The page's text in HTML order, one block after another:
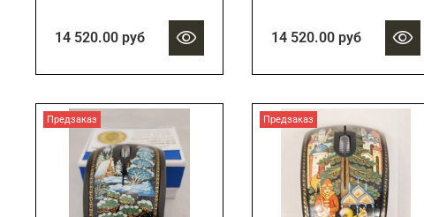
14 520.00 руб 14 520.00 руб
Предзаказ Предзаказ